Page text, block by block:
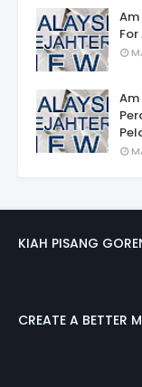
Am
For
Am
KIAH PISANG
CREATE A BETTER